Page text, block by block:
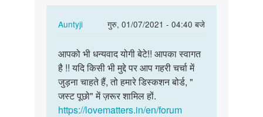
लिए,
Auntyji
गुरु, 01/07/2021 - 04:40 बजे
In
to
बहुत
अच्छा
समझा
ने
आपको
भी
धन्यवाद
योगी
बेटे!!…
आपको भी धन्यवाद योगी बेटे!! आपका स्वागत
है !! यदि किसी भी मुद्दे पर आप गहरी चर्चा में
जुड़ना चाहते हैं, तो हमारे डिस्कशन बोर्ड, "
जस्ट पूछो" में ज़रूर शामिल हों.
https://lovematters.in/en/forum